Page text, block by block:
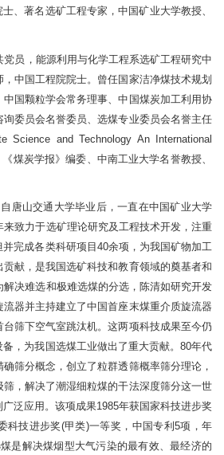
、著名选矿工程专家，中国矿业大学教授、
党员，能源利用与化学工程系选矿工程研究中
中国工程院院士。曾任国家洁净煤技术规划
国颗粒学会常务理事、中国煤炭加工利用协
委员会名誉委员、选煤专业委员会名誉主任
and Technology An International
煤炭学报》编委、中南工业大学名誉教授、
唐山交通大学毕业后，一直在中国矿业大学
致力于选矿理论研究及工程技术开发，注重
完成各类科研项目40余项，为我国矿物加工
献，是我国选矿科技和教育领域的奠基者和
决难选和极难选煤的分选，陈清如研究开发
器并主持建立了中国首座末煤重介质旋流器
筛下空气室跳汰机。这两项科技成果至今仍
，为我国选煤工业做出了重大贡献。80年代
筛分概念，创立了粒群透筛概率筛分理论，
，解决了潮湿细粒煤的干法深度筛分这一世
泛应用。该项成果1985年获国家科技进步奖
科技进步奖(甲类)一等奖，中国专利5项，年
是解决煤烟型大气污染的最有效、最经济的